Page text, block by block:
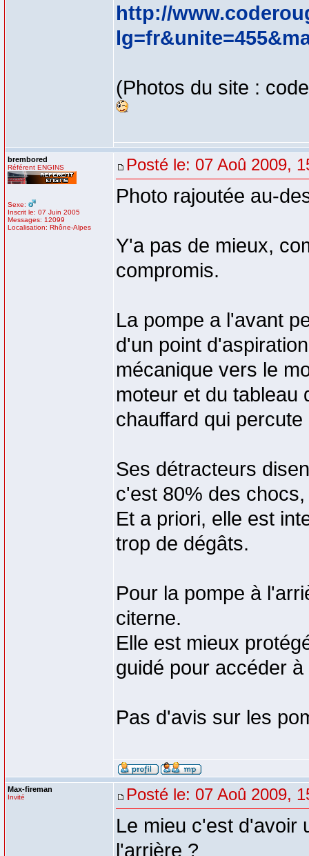
http://
(Photos du site :
brembored
Référent ENGINS
Sexe:
Inscrit le: 07 Juin 2005
Messages: 12099
Localisation: Rhône-Alpes
Posté le: 07 Aoû 2009,
Photo rajoutée au-
Y'a pas de mieux,
compromis.
La pompe a l'avant
d'un point
mécanique vers le
moteur et du tableau
chauffard qui
Ses détracteurs
c'est 80% des
Et a priori, elle est
trop de dégâts.
Pour la pompe à
citerne.
Elle est mieux
guidé pour accéder
Pas d'avis sur les
Max-fireman
Invité Posté le: 07 Aoû 2009,
Le mieu c'est d'avoir
l'arrière ?